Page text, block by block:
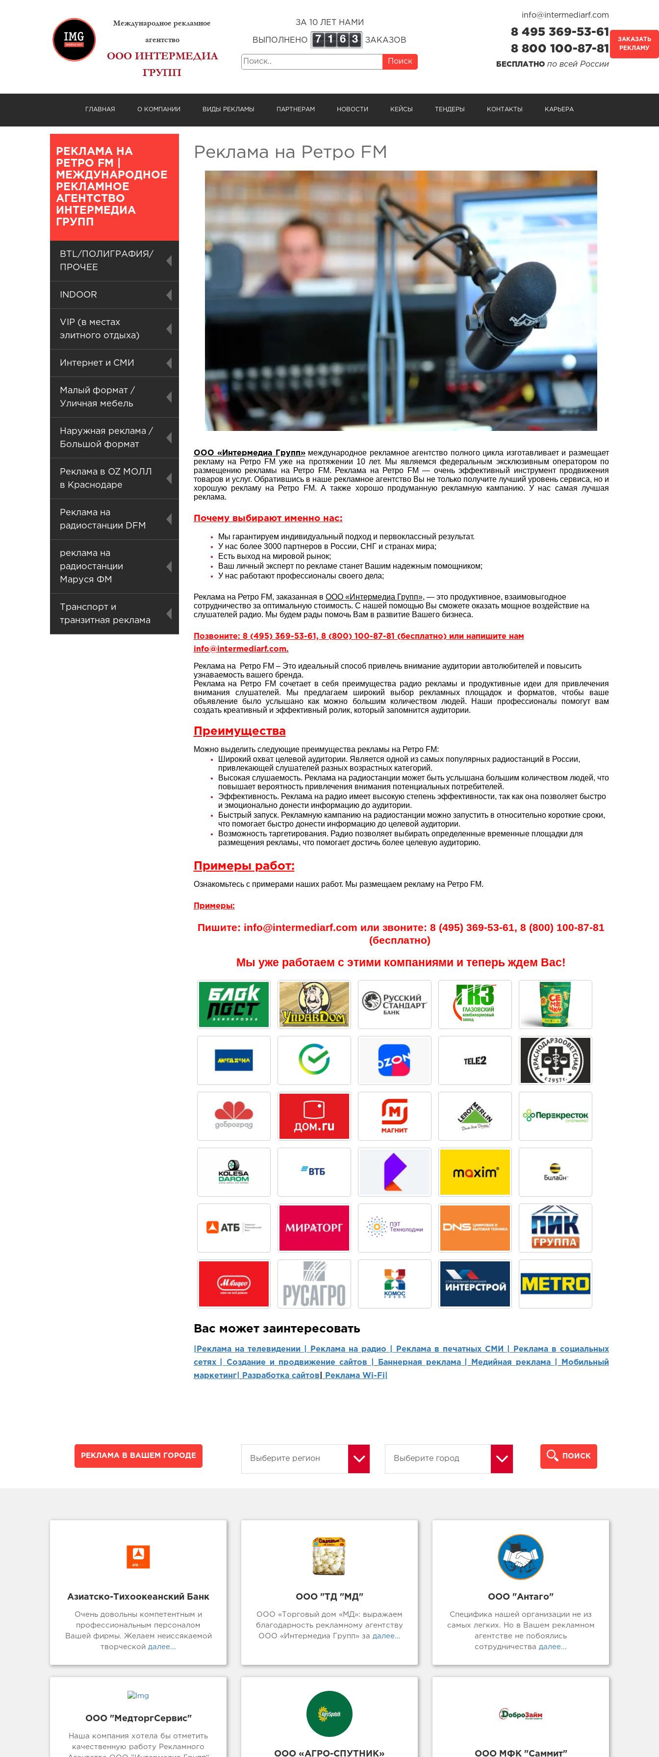
Международное рекламное
агентство
ООО ИНТЕРМЕДИА
ГРУПП
ЗА 10 ЛЕТ НАМИ
ВЫПОЛНЕНО 7 1 6 3 ЗАКАЗОВ
Поиск
info@intermediarf.com
8 495 369-53-61
8 800 100-87-81
БЕСПЛАТНО по всей России
ГЛАВНАЯ О КОМПАНИИ ВИДЫ РЕКЛАМЫ ПАРТНЕРАМ НОВОСТИ КЕЙСЫ ТЕНДЕРЫ КОНТАКТЫ КАРЬЕРА
ЗАКАЗАТЬ
РЕКЛАМУ
РЕКЛАМА НА
РЕТРО FM |
МЕЖДУНАРОДНОЕ
РЕКЛАМНОЕ
АГЕНТСТВО
ИНТЕРМЕДИА
ГРУПП
BTL/ПОЛИГРАФИЯ/
ПРОЧЕЕ
INDOOR
VIP (в местах
элитного отдыха)
Интернет и СМИ
Малый формат /
Уличная мебель
Наружная реклама /
Большой формат
Реклама в OZ МОЛЛ
в Краснодаре
Реклама на
радиостанции DFM
реклама на
радиостанции
Маруся ФМ
Транспорт и
транзитная реклама
Реклама на Ретро FM
ООО «Интермедиа Групп»международное рекламное агентство полного цикла изготавливает и размещает
рекламу на Ретро FM уже на протяжении 10 лет. Мы являемся федеральным эксклюзивным оператором по
размещению рекламы на Ретро FM. Реклама на Ретро FM — очень эффективный инструмент продвижения
товаров и услуг. Обратившись в наше рекламное агентство Вы не только получите лучший уровень сервиса, но и
хорошую рекламу на Ретро FM. А также хорошо продуманную рекламную кампанию. У нас самая лучшая
реклама.
Почему выбирают именно нас:
Мы гарантируем индивидуальный подход и первоклассный результат.
У нас более 3000 партнеров в России, СНГ и странах мира;
Есть выход на мировой рынок;
Ваш личный эксперт по рекламе станет Вашим надежным помощником;
У нас работают профессионалы своего дела;
Реклама на Ретро FM, заказанная в ООО «Интермедиа Групп», — это продуктивное, взаимовыгодное
сотрудничество за оптимальную стоимость. С нашей помощью Вы сможете оказать мощное воздействие на
слушателей радио. Мы будем рады помочь Вам в развитие Вашего бизнеса.
Позвоните: 8 (495) 369-53-61, 8 (800) 100-87-81 (бесплатно) или напишите нам
info@intermediarf.com.
Реклама на Ретро FM – Это идеальный способ привлечь внимание аудитории автолюбителей и повысить
узнаваемость вашего бренда.
Реклама на Ретро FM сочетает в себя преимущества радио рекламы и продуктивные идеи для привлечения
внимания слушателей. Мы предлагаем широкий выбор рекламных площадок и форматов, чтобы ваше
объявление было услышано как можно большим количеством людей. Наши профессионалы помогут вам
создать креативный и эффективный ролик, который запомнится аудитории.
Преимущества
Можно выделить следующие преимущества рекламы на Ретро FM:
Широкий охват целевой аудитории. Является одной из самых популярных радиостанций в России,
привлекающей слушателей разных возрастных категорий.
Высокая слушаемость. Реклама на радиостанции может быть услышана большим количеством людей, что
повышает вероятность привлечения внимания потенциальных потребителей.
Эффективность. Реклама на радио имеет высокую степень эффективности, так как она позволяет быстро
и эмоционально донести информацию до аудитории.
Быстрый запуск. Рекламную кампанию на радиостанции можно запустить в относительно короткие сроки,
что помогает быстро донести информацию до целевой аудитории.
Возможность таргетирования. Радио позволяет выбирать определенные временные площадки для
размещения рекламы, что помогает достичь более целевую аудиторию.
Примеры работ:
Ознакомьтесь с примерами наших работ. Мы размещаем рекламу на Ретро FM.
Примеры:
Пишите: info@intermediarf.com или звоните: 8 (495) 369-53-61, 8 (800) 100-87-81
(бесплатно)
Мы уже работаем с этими компаниями и теперь ждем Вас!
Вас может заинтересовать
|Реклама на телевидении | Реклама на радио | Реклама в печатных СМИ |
Реклама в социальных
сетях | Создание и продвижение сайтов
Баннерная реклама | Медийная реклама |
Мобильный
маркетинг| Разработка сайтов Реклама Wi-Fi|
РЕКЛАМА В ВАШЕМ ГОРОДЕ ПОИСК
Азиатско-Тихоокеанский Банк
Очень довольны компетентным и
профессиональным персоналом
Вашей фирмы. Желаем неиссякаемой
творческой далее...
ООО "ТД "МД"
ООО «Торговый дом «МД»: выражаем
благодарность рекламному агентству
ООО «Интермедиа Групп» за далее...
ООО "Антаго"
Специфика нашей организации не из
самых легких. Но в Вашем рекламном
агентстве не побоялись
сотрудничества далее...
ООО "МедторгСервис"
Наша компания хотела бы отметить
качественную работу Рекламного
ООО «АГРО-СПУТНИК» ООО МФК "Саммит"